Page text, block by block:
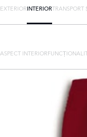
EXTERIORINTERIORTRANSPORT
ASPECT INTERIOR